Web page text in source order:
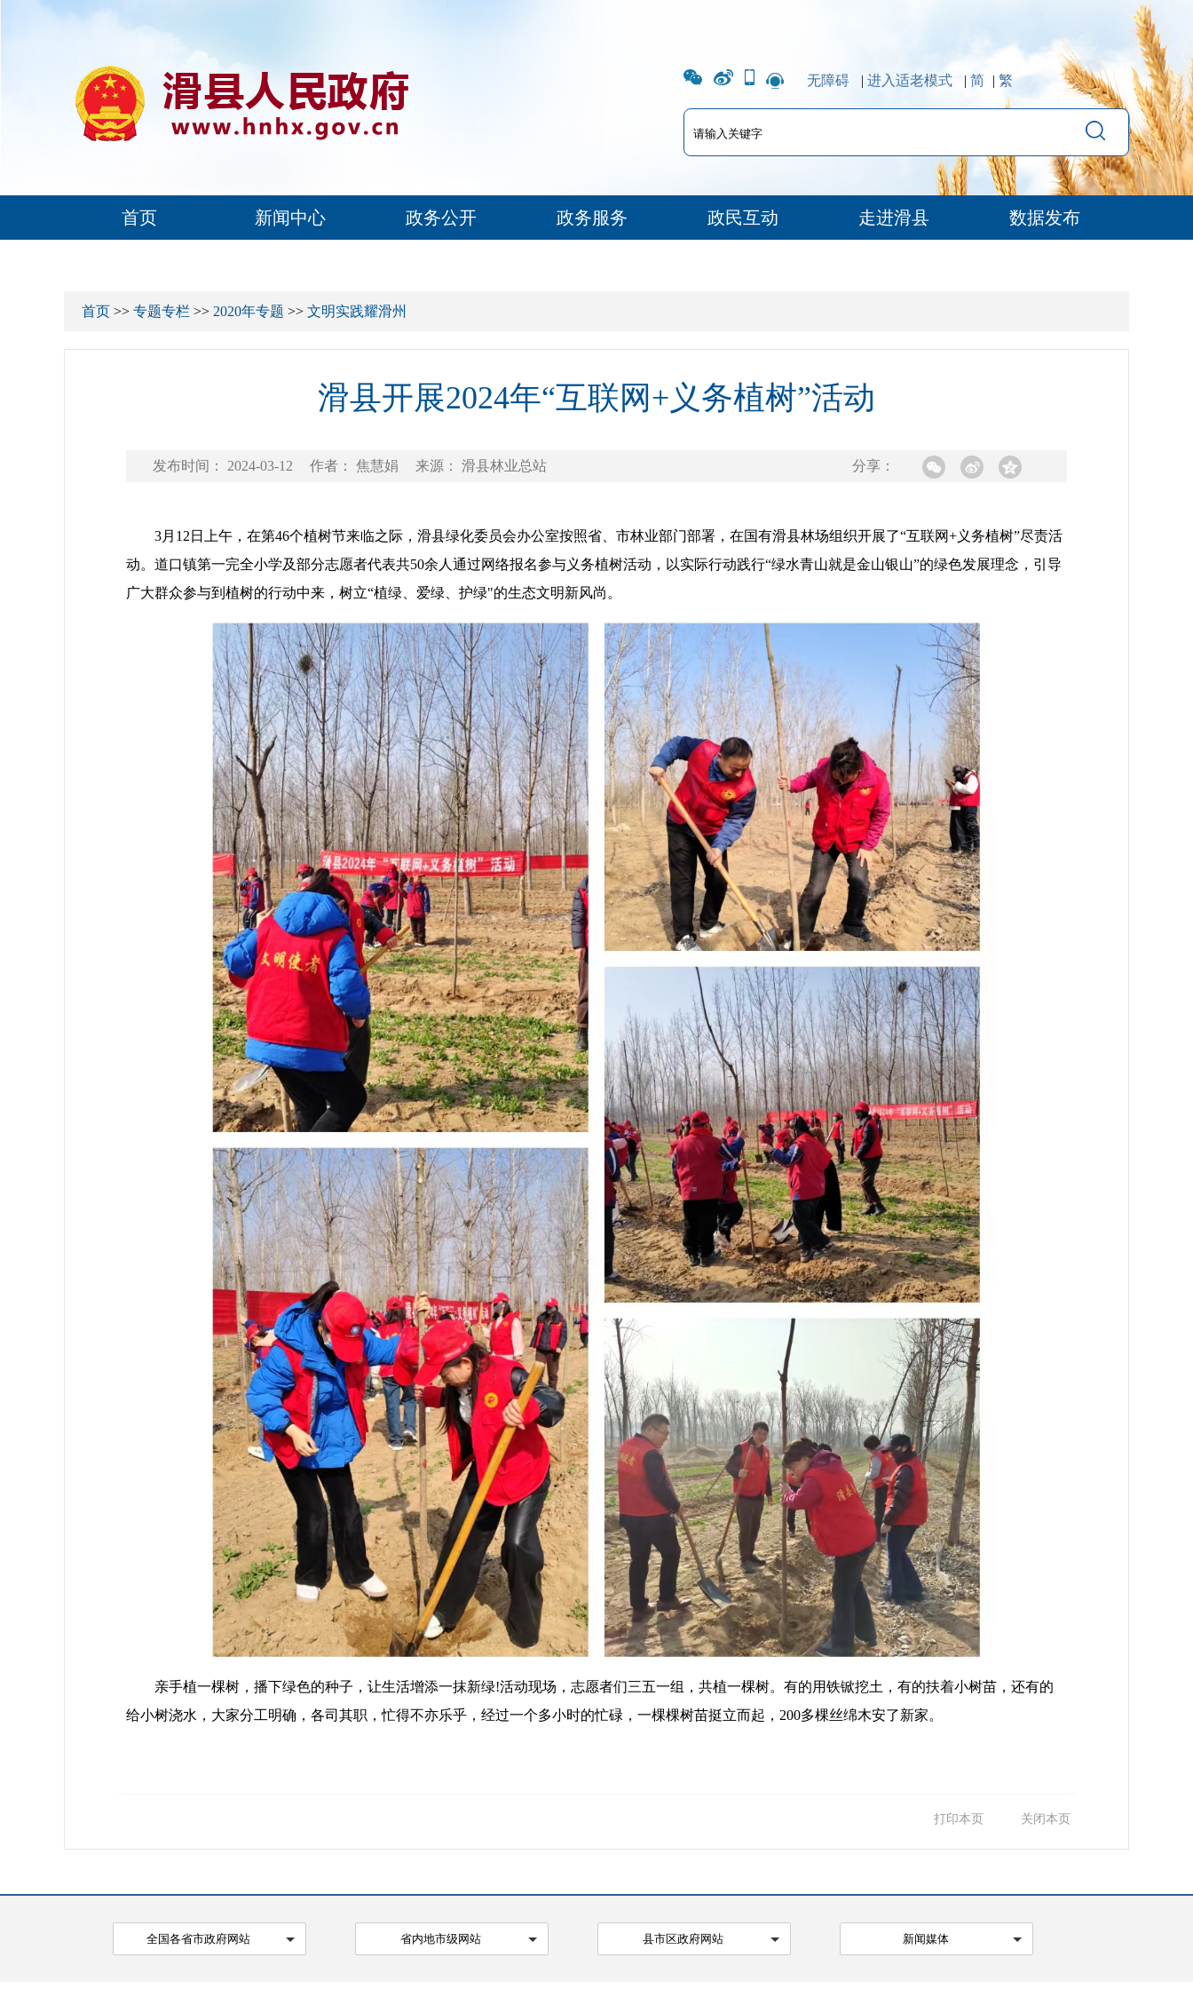
无障碍 | 进入适老模式 | 简 | 繁
首页 新闻中心 政务公开 政务服务 政民互动 走进滑县 数据发布
首页 >> 专题专栏 >> 2020年专题 >> 文明实践耀滑州
滑县开展2024年“互联网+义务植树”活动
发布时间： 2024-03-12 作者： 焦慧娟 来源： 滑县林业总站 分享：
3月12日上午，在第46个植树节来临之际，滑县绿化委员会办公室按照省、市林业部门部署，在国有滑县林场组织开展了“互联网+义务植树”尽责活
动。道口镇第一完全小学及部分志愿者代表共50余人通过网络报名参与义务植树活动，以实际行动践行“绿水青山就是金山银山”的绿色发展理念，引导
广大群众参与到植树的行动中来，树立“植绿、爱绿、护绿"的生态文明新风尚。
亲手植一棵树，播下绿色的种子，让生活增添一抹新绿!活动现场，志愿者们三五一组，共植一棵树。有的用铁锨挖土，有的扶着小树苗，还有的
给小树浇水，大家分工明确，各司其职，忙得不亦乐乎，经过一个多小时的忙碌，一棵棵树苗挺立而起，200多棵丝绵木安了新家。
打印本页 关闭本页
全国各省市政府网站 省内地市级网站 县市区政府网站 新闻媒体